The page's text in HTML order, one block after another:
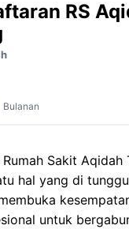
RS
Bulanan
Sakit Aqidah
hal yang di
untuk